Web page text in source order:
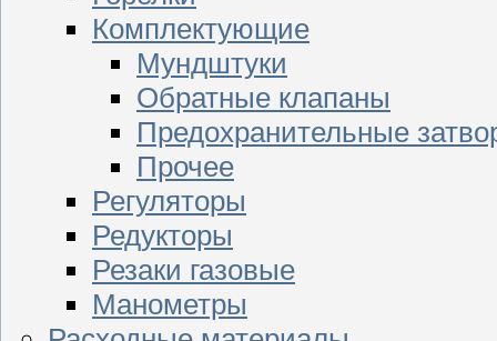
Комплектующие
Мундштуки
Обратные клапаны
Предохранительные
Прочее
Регуляторы
Редукторы
Резаки газовые
Манометры